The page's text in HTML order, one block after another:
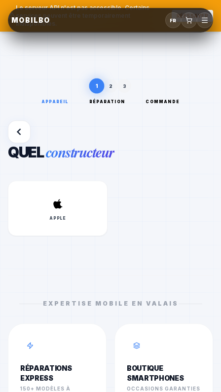
MOBILBO FR
Le serveur API n'est pas accessible. Certains
services peuvent être temporairement
indisponibles.
RÉESSAYER
1 2 3
APPAREIL RÉPARATION COMMANDE
QUELconstructeur
APPLE
EXPERTISE MOBILE EN VALAIS
RÉPARATIONS
EXPRESS
150+ MODÈLES À
BOUTIQUE
SMARTPHONES
OCCASIONS GARANTIES